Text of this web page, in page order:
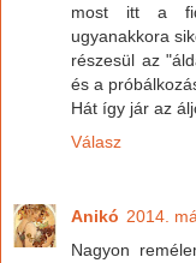
most itt a
ugyanakkora
részesül az
és a
Hát így jár az
Válasz
Anikó 2014.
Nagyon